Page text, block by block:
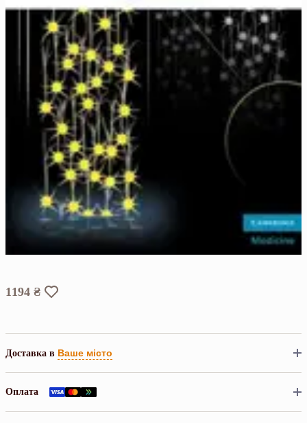
1194 ₴
Доставка в Ваше місто
Оплата